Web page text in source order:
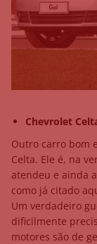
Chevrolet
Outro carro bom
Celta. Ele é, na
atendeu e ainda
como já citado
Um verdadeiro
dificilmente
motores são de